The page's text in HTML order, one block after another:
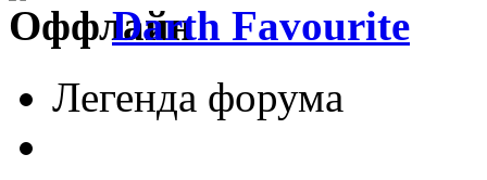
Darth Favourite
Легенда форума